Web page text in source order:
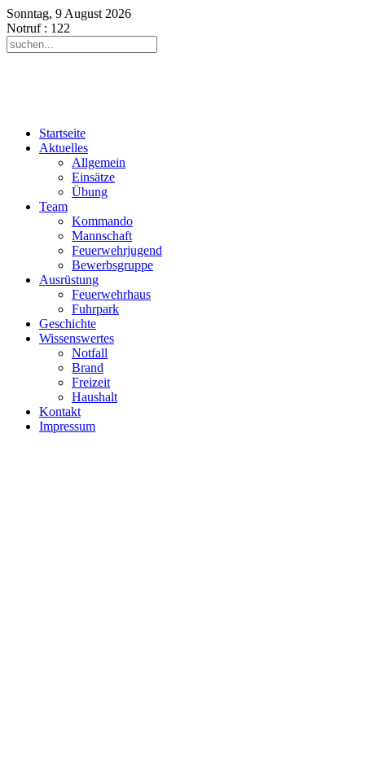
Sonntag, 9 August 2026
Notruf: 122
Startseite
Aktuelles
Allgemein
Einsätze
Übung
Team
Kommando
Mannschaft
Feuerwehrjugend
Bewerbsgruppe
Ausrüstung
Feuerwehrhaus
Fuhrpark
Geschichte
Wissenswertes
Notfall
Brand
Freizeit
Haushalt
Kontakt
Impressum